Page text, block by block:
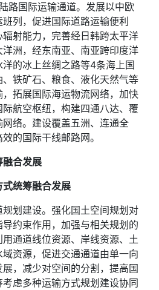
路国际运输通道。发展以中欧
列，促进国际道路运输便利
射能力，完善经日韩跨太平洋
洲，经东南亚、南亚跨印度洋
的冰上丝绸之路等4条海上国
铁矿石、粮食、液化天然气等
拓展国际海运物流网络，加快
航空枢纽，构建四通八达、覆
络。建设覆盖五洲、连通全
的国际干线邮路网。
融合发展
式统筹融合发展
划建设。强化国土空间规划对
约束作用，加强与相关规划的
通道线位资源、岸线资源、土
资源，促进交通通道由单一向
，减少对空间的分割，提高国
虑多种运输方式规划建设协同